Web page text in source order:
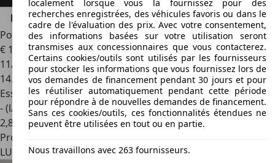
Porsche 911GT3
€ 182.900
11/2023
14.234 km
Essence
- (l/100 km)
2,8
Professionnel
LU 2370Howald
localement lorsque vous la fournissez pour des
recherches enregistrées, des véhicules favoris ou dans le
cadre de l'évaluation des prix. Avec votre consentement,
des informations basées sur votre utilisation seront
transmises aux concessionnaires que vous contacterez.
Certains cookies/outils sont utilisés par les fournisseurs
pour stocker les informations que vous fournissez lors de
vos demandes de financement pendant 30 jours et pour
les réutiliser automatiquement pendant cette période
pour répondre à de nouvelles demandes de financement.
Sans ces cookies/outils, ces fonctionnalités étendues ne
peuvent être utilisées en tout ou en partie.
Nous travaillons avec 263 fournisseurs.